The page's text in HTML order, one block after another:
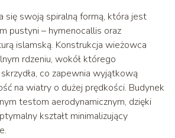
się swoją spiralną formą, która jest
pustyni – hymenocallis oraz
islamską. Konstrukcja wieżowca
rdzeniu, wokół którego
co zapewnia wyjątkową
na wiatry o dużej prędkości. Budynek
testom aerodynamicznym, dzięki
kształt minimalizujący